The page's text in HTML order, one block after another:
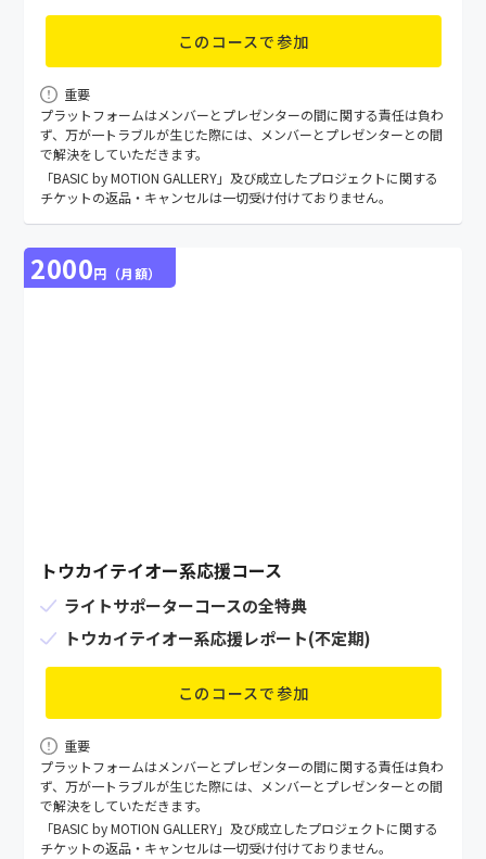
このコースで参加
重要
プラットフォームはメンバーとプレゼンターの間に関する責任は負わ
ず、万が⼀トラブルが⽣じた際には、メンバーとプレゼンターとの間
で解決をしていただきます。
「BASIC by MOTION GALLERY」及び成立したプロジェクトに関する
チケットの返品・キャンセルは一切受け付けておりません。
2000円（月額）
トウカイテイオー系応援コース
ライトサポーターコースの全特典
トウカイテイオー系応援レポート(不定期)
このコースで参加
重要
プラットフォームはメンバーとプレゼンターの間に関する責任は負わ
ず、万が⼀トラブルが⽣じた際には、メンバーとプレゼンターとの間
で解決をしていただきます。
「BASIC by MOTION GALLERY」及び成立したプロジェクトに関する
チケットの返品・キャンセルは一切受け付けておりません。